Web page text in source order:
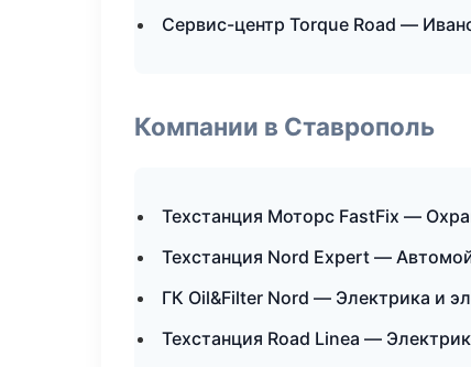
Сервис-центр Torque Road —
Компании в Ставрополь
Техстанция Моторс FastFix —
Техстанция Nord Expert —
ГК Oil&Filter Nord — Электрика и
Техстанция Road Linea —